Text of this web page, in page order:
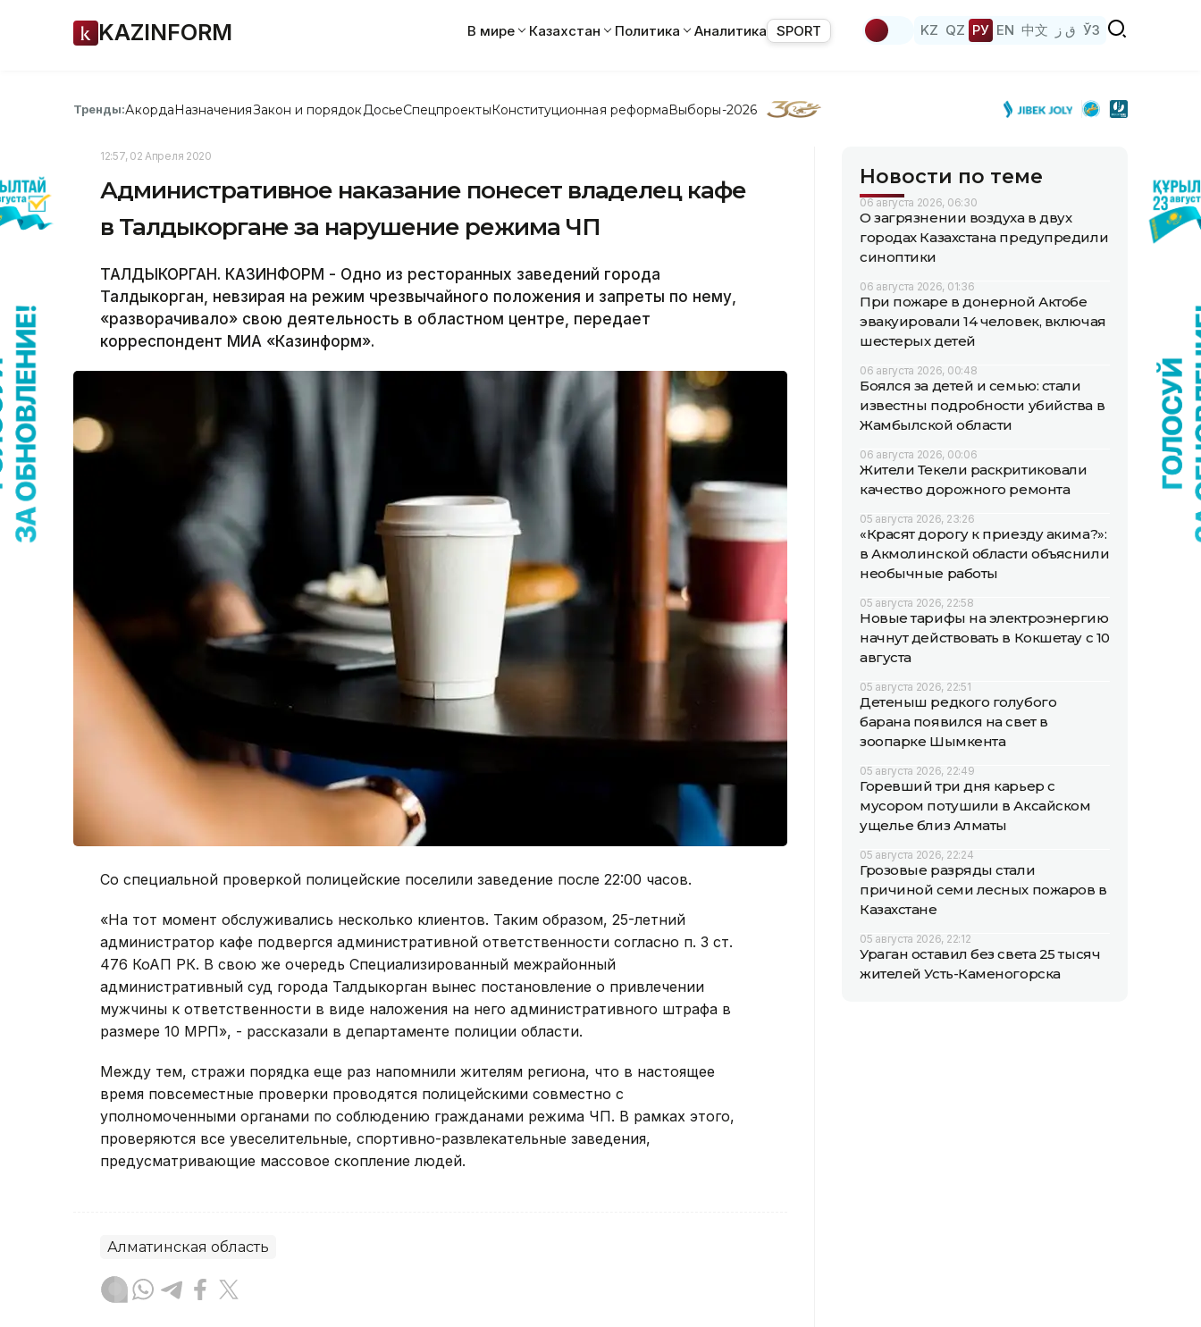
KAZINFORM В мире Казахстан Политика Аналитика SPORT KZ QZ РУ EN 中文 ق ز ЎЗ
Тренды:АкордаНазначенияЗакон и порядок ДосьеСпецпроектыКонституционная реформаВыборы-2026
12:57, 02 Апреля 2020
Административное наказание понесет владелец кафе
в Талдыкоргане за нарушение режима ЧП
ТАЛДЫКОРГАН. КАЗИНФОРМ - Одно из ресторанных заведений города
Талдыкорган, невзирая на режим чрезвычайного положения и запреты по нему,
«разворачивало» свою деятельность в областном центре, передает
корреспондент МИА «Казинформ».
Со специальной проверкой полицейские поселили заведение после 22:00 часов.
«На тот момент обслуживались несколько клиентов. Таким образом, 25-летний
администратор кафе подвергся административной ответственности согласно п. 3 ст.
476 КоАП РК. В свою же очередь Специализированный межрайонный
административный суд города Талдыкорган вынес постановление о привлечении
мужчины к ответственности в виде наложения на него административного штрафа в
размере 10 МРП», - рассказали в департаменте полиции области.
Между тем, стражи порядка еще раз напомнили жителям региона, что в настоящее
время повсеместные проверки проводятся полицейскими совместно с
уполномоченными органами по соблюдению гражданами режима ЧП. В рамках этого,
проверяются все увеселительные, спортивно-развлекательные заведения,
предусматривающие массовое скопление людей.
Алматинская область
Новости по теме
06 августа 2026, 06:30
О загрязнении воздуха в двух
городах Казахстана предупредили
синоптики
06 августа 2026, 01:36
При пожаре в донерной Актобе
эвакуировали 14 человек, включая
шестерых детей
06 августа 2026, 00:48
Боялся за детей и семью: стали
известны подробности убийства в
Жамбылской области
06 августа 2026, 00:06
Жители Текели раскритиковали
качество дорожного ремонта
05 августа 2026, 23:26
«Красят дорогу к приезду акима?»:
в Акмолинской области объяснили
необычные работы
05 августа 2026, 22:58
Новые тарифы на электроэнергию
начнут действовать в Кокшетау с 10
августа
05 августа 2026, 22:51
Детеныш редкого голубого
барана появился на свет в
зоопарке Шымкента
05 августа 2026, 22:49
Горевший три дня карьер с
мусором потушили в Аксайском
ущелье близ Алматы
05 августа 2026, 22:24
Грозовые разряды стали
причиной семи лесных пожаров в
Казахстане
05 августа 2026, 22:12
Ураган оставил без света 25 тысяч
жителей Усть-Каменогорска